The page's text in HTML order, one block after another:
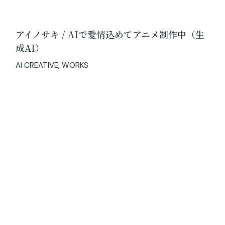
アイノサキ / AIで愛情込めてアニメ制作中（生
成AI）
AI CREATIVE WORKS